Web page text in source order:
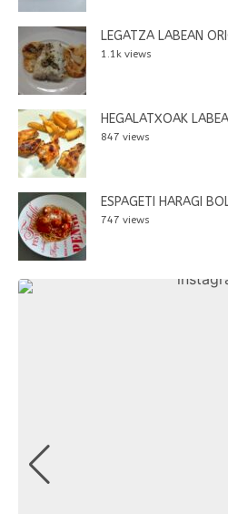
LEGATZA LABEAN
1.1k views
HEGALATXOAK
847 views
ESPAGETI HARAGI
747 views